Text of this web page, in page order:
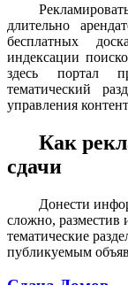
длительно
бесплатных
индексации
здесь портал
тематический
управления
Как
сдачи
Донести
сложно,
тематические
публикуемым